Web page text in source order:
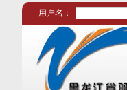
用户名：